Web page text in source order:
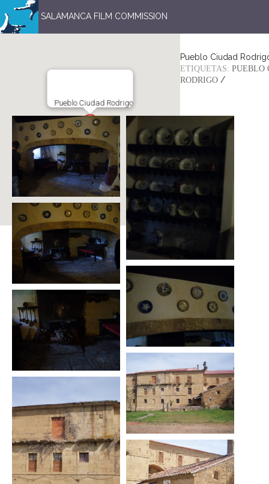
SALAMANCA FILM COMMISSION
Pueblo Ciudad Rodrigo
Pueblo Ciudad
ETIQUETAS: PUEBLO
RODRIGO /